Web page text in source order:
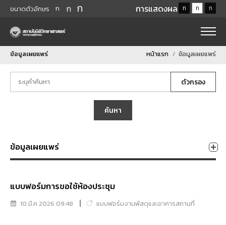
ขนาดตัวอักษร ก ก ก การแสดงผล ก ก ก
ข้อมูลเผยแพร่ หน้าแรก ข้อมูลเผยแพร่
ตัวกรอง
ค้นหา
ข้อมูลเผยแพร่
แบบฟอร์มการขอใช้ห้องประชุม
10 มี.ค 2026 09:48 แบบฟอร์มงานพัสดุและอาคารสถานที่